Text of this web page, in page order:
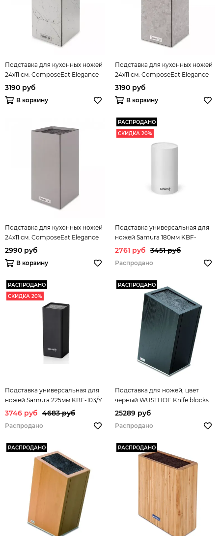
Подставка для кухонных ножей
24х11 см. ComposeEat Elegance
арт. PDN113028OA4
3190 руб
В корзину
Подставка для кухонных ножей
24х11 см. ComposeEat Elegance
арт. PDN114057OA4
3190 руб
В корзину
Подставка для кухонных ножей
24х11 см. ComposeEat Elegance
арт. PDN115013OA4
2990 руб
В корзину
РАСПРОДАНО
СКИДКА 20%
Подставка универсальная для
ножей Samura 180мм KBF-
102W/Y
2761 руб 3451 руб
Распродано
РАСПРОДАНО
СКИДКА 20%
Подставка универсальная для
ножей Samura 225мм KBF-103/Y
3746 руб 4683 руб
Распродано
РАСПРОДАНО
Подставка для ножей, цвет
черный WUSTHOF Knife blocks
арт. 7278 WUS
25289 руб
Распродано
РАСПРОДАНО РАСПРОДАНО